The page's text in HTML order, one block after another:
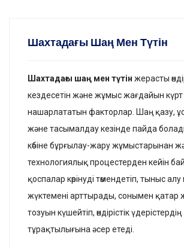
Шахтадағы Шаң Мен Түтін
Шахтадағы шаң мен түтін жерасты
кездесетін және жұмыс жағдайын күрт
нашарлататын факторлар. Шаң қазу,
және тасымалдау кезінде пайда
көбіне бұрғылау-жару жұмыстарынан
технологиялық процестерден кейін
қоспалар көрінуді төмендетіп, тыныс
жүктемені арттырады, сонымен қатар
тозуын күшейтіп, өндірістік үдерістердің
тұрақтылығына әсер етеді.